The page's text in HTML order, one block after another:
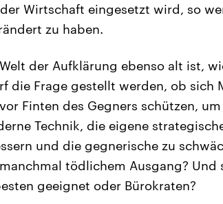
Wirtschaft eingesetzt wird, so
zu haben.
der Aufklärung ebenso alt ist,
die Frage gestellt werden, ob sich
Finten des Gegners schützen,
Technik, die eigene
und die gegnerische zu
tödlichem Ausgang? Und
geeignet oder Bürokraten?